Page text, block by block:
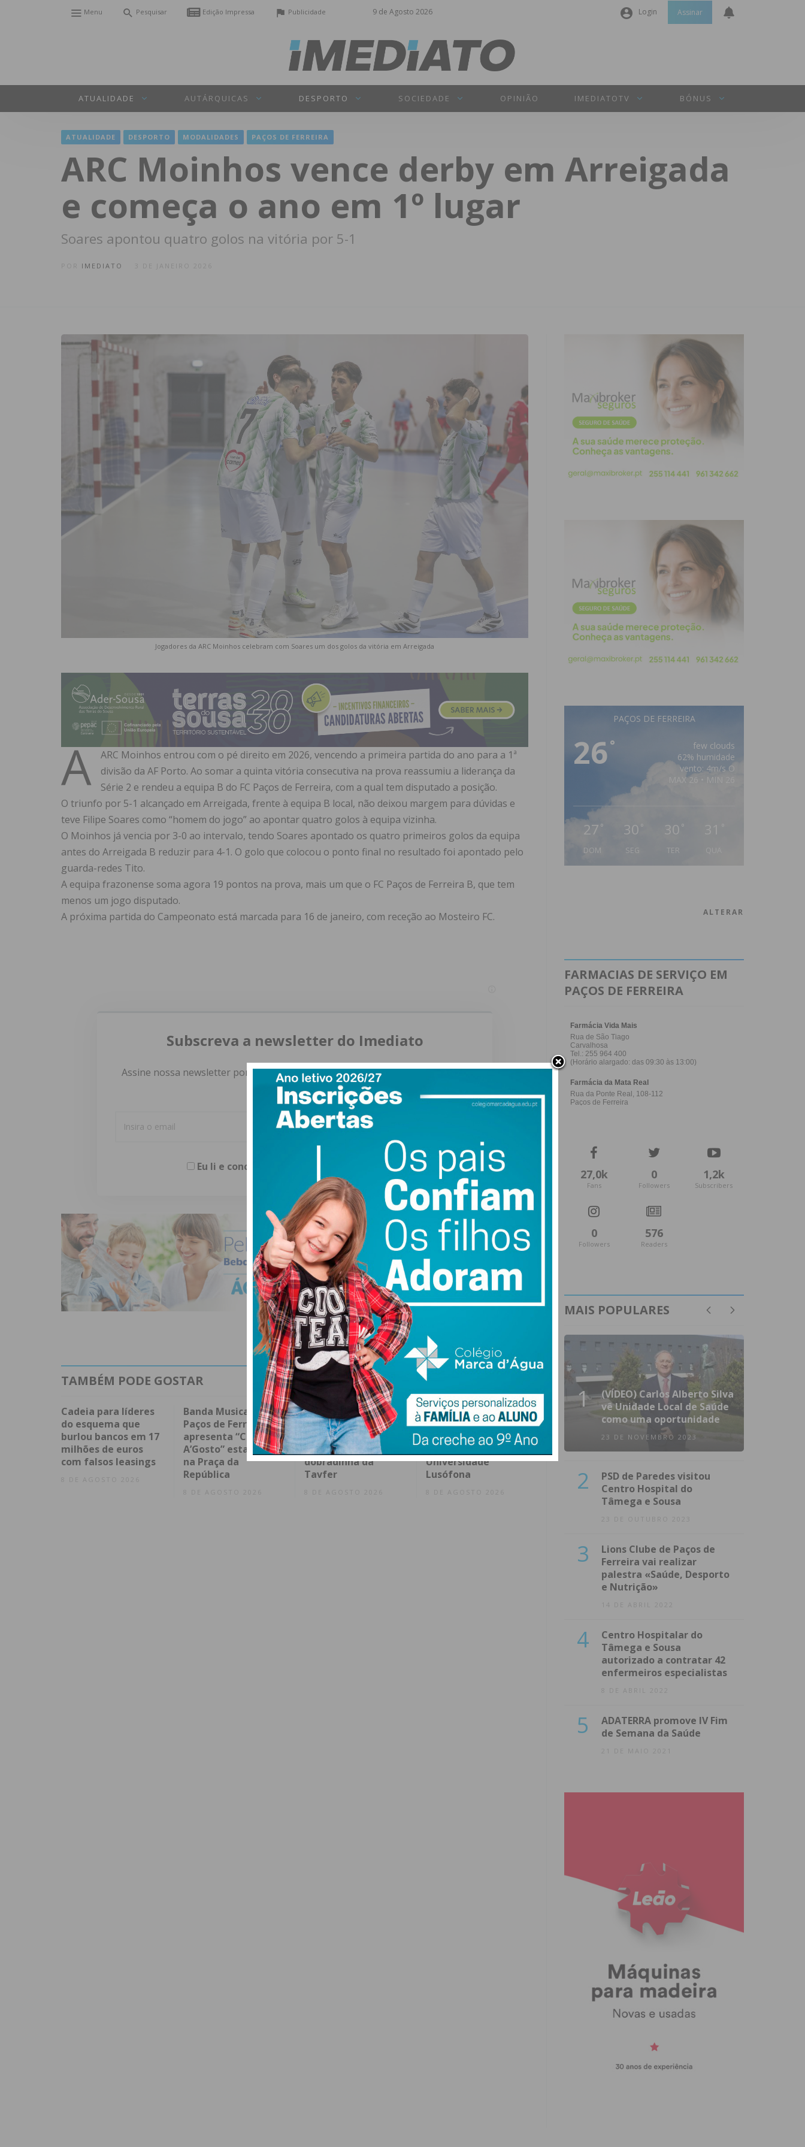
9 de Agosto 2026
Menu Pesquisar Edição Impressa Publicidade Login
Senha
INICIAR SESSÃO
Assinar
ATUALIDADE AUTÁRQUICAS DESPORTO SOCIEDADE OPINIÃO IMEDIATOTV BÓNUS
ATUALIDADE DESPORTO MODALIDADES PAÇOS DE FERREIRA
ARC Moinhos vence derby em Arreigada
e começa o ano em 1º lugar
Soares apontou quatro golos na vitória por 5-1
IMEDIATO 3 DE JANEIRO 2026
Jogadores da ARC Moinhos celebram com Soares um dos golos da vitória em Arreigada
A
ARC Moinhos entrou com o pé direito em 2026, vencendo a primeira partida do ano para a 1ª
divisão da AF Porto. Ao somar a quinta vitória consecutiva na prova reassumiu a liderança da
Série 2 e rendeu a equipa B do FC Paços de Ferreira, com a qual tem disputado a posição.
O triunfo por 5-1 alcançado em Arreigada, frente à equipa B local, não deixou margem para dúvidas e
teve Filipe Soares como “homem do jogo” ao apontar quatro golos à equipa vizinha.
O Moinhos já vencia por 3-0 ao intervalo, tendo Soares apontado os quatro primeiros golos da equipa
antes do Arreigada B reduzir para 4-1. O golo que colocou o ponto final no resultado foi apontado pelo
guarda-redes Tito.
A equipa frazonense soma agora 19 pontos na prova, mais um que o FC Paços de Ferreira B, que tem
menos um jogo disputado.
A próxima partida do Campeonato está marcada para 16 de janeiro, com receção ao Mosteiro FC.
Subscreva a newsletter do Imediato
Assine nossa newsletter por e-mail e obtenha de forma regular a informação
atualizada.
Eu li e concordo com os termos e condições
TAMBÉM PODE GOSTAR
Cadeia para líderes
do esquema que
burlou bancos em 17
milhões de euros
com falsos leasings
8 DE AGOSTO 2026
Banda Musical de
Paços de Ferreira
apresenta “Concerto
A’Gosto” esta noite
na Praça da
República
8 DE AGOSTO 2026
Penafidelense José
Moreira vence
prémio da
combatividade na
dobradinha da
Tavfer
8 DE AGOSTO 2026
Penafiel abre
candidaturas a bolsa
de estudo para
alunos da
Universidade
Lusófona
8 DE AGOSTO 2026
PAÇOS DE FERREIRA
26°
few clouds
62% humidade
vento: 4m/s O
MAX 26 • MIN 26
27 °
DOM
30 °
SEG
30 °
TER
31 °
ALTERAR
FARMACIAS DE SERVIÇO EM
PAÇOS DE FERREIRA
27,0k
Fans
0
Followers
1,2k
Subscribers
0
Followers
576
Readers
MAIS POPULARES
1
(VÍDEO) Carlos Alberto Silva
vê Unidade Local de Saúde
como uma oportunidade
23 DE NOVEMBRO 2023
2
PSD de Paredes visitou
Centro Hospital do
Tâmega e Sousa
23 DE OUTUBRO 2023
3
Lions Clube de Paços de
Ferreira vai realizar
palestra «Saúde, Desporto
e Nutrição»
14 DE ABRIL 2022
4
Centro Hospitalar do
Tâmega e Sousa
autorizado a contratar 42
enfermeiros especialistas
8 DE ABRIL 2022
5
ADATERRA promove IV Fim
de Semana da Saúde
21 DE MAIO 2021